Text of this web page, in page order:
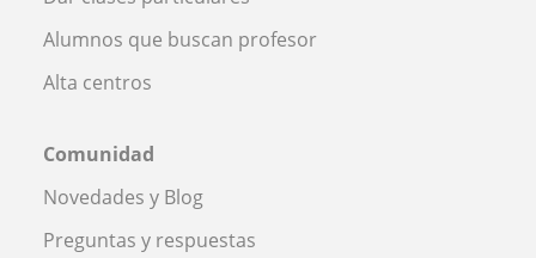
Alumnos que buscan profesor
Alta centros
Comunidad
Novedades y Blog
Preguntas y respuestas